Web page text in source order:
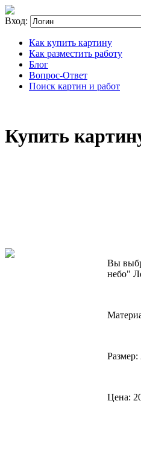
Вход:
Как купить картину
Как разместить работу
Блог
Вопрос-Ответ
Поиск картин и работ
Купить
Вы
небо"
Размер:
Цена: